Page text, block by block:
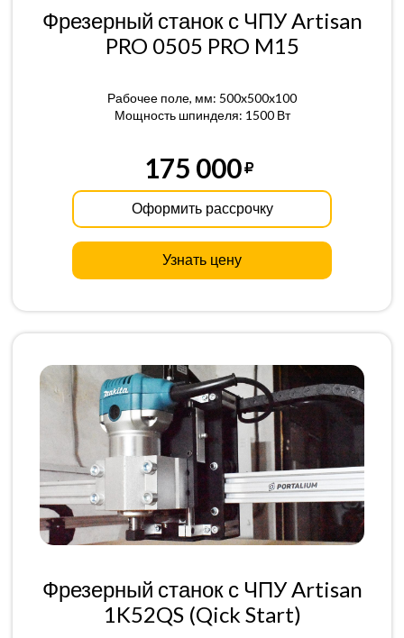
Фрезерный станок с ЧПУ Artisan
PRO 0505 PRO M15
Рабочее поле, мм: 500x500x100
Мощность шпинделя: 1500 Вт
175 000
Оформить рассрочку
Узнать цену
Фрезерный станок с ЧПУ Artisan
1K52QS (Qick Start)